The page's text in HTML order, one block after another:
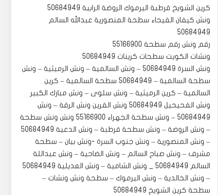
‏‎ونش كيفان الفيحاء سطحة المنصورية عبدالله السالم
50684949
رقم ونش رقم سطحة 55166900
‏‎ونش السرة 50684949 – ونش السالمية – ونش الرميثية – ونش
سطحة السالمية – 50684949 سطحة السالمية – كرين
السالمية – كرين الرميثية – ونش سلوى – ونش مبارك الكبير
ونش الفحيحيل 50684949 ونش القرين ونش الرقة – ونش
50684949 – ونش سطحة الجهراء 55166900 ونش ونش سطحة
– ونش الروضة – ونش سطحة قرطبة – ونش الدعية 50684949
– ونش المنصورية – ونش جنوب السرة -ونش بيان – سطحة
مشرف – ونش صباح السالم – ونش الضاحية – ونش عبداللة
السالم 50684949 _ ونش الشامية – ونش العديلية 50684949
– ونش الخالدية – ونش اليرموك – سطحة ونش ونشات –
سطحة كرين الشويخ 50684949